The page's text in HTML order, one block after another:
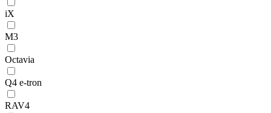
iX
M3
Octavia
Q4 e-tron
RAV4